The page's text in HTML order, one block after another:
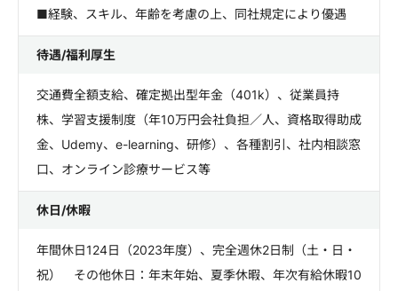
■経験、スキル、年齢を考慮の上、同社規定により優遇
待遇/福利厚生
交通費全額支給、確定拠出型年金（401k）、従業員持
株、学習支援制度（年10万円会社負担／人、資格取得助成
金、Udemy、e-learning、研修）、各種割引、社内相談窓
口、オンライン診療サービス等
休日/休暇
年間休日124日（2023年度）、完全週休2日制（土・日・
祝） その他休日：年末年始、夏季休暇、年次有給休暇10